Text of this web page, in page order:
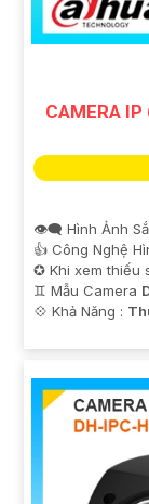
CAMERA
👁️‍🗨 Hình Ảnh
👍 Công Nghệ
✪ Khi xem thiếu
♊ Mẫu Camera
️💠 Khả Năng :